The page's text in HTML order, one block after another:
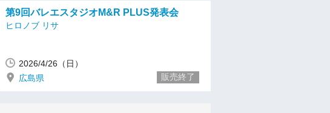
第9回バレエスタジオM&R PLUS発表会
ヒロノブ リサ
2026/4/26（日）
広島県
販売終了